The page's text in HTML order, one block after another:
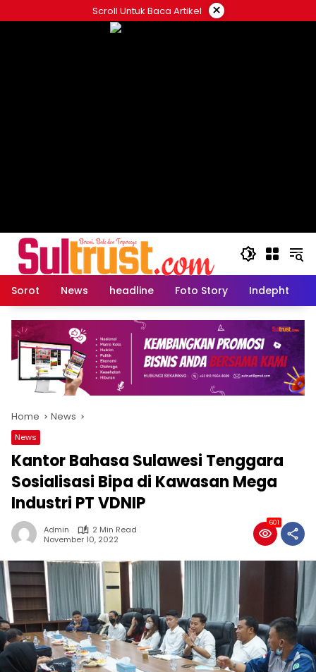
to
Scroll Untuk Baca Artikel ×
Sorot News headline Foto Story Indepht
Home News
News
Kantor Bahasa Sulawesi Tenggara
Sosialisasi Bipa di Kawasan Mega
Industri PT VDNIP
Admin
2 Min Read
November 10, 2022
601